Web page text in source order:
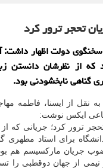
تحجر ترور کرد
دولت اظهار داشت:
که از نظرشان دانستن
گناهی نابخشودنی بود.
نقل از ایسنا، فاطمه
ایکس نوشت:
ترور کرد؛ جریانی که از
برای استاد مطهری
جریان مارکسیسم هم
از جهان دوقطبی را